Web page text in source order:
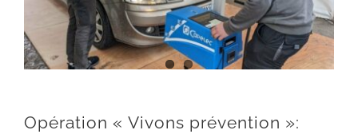
Opération « Vivons prévention »: